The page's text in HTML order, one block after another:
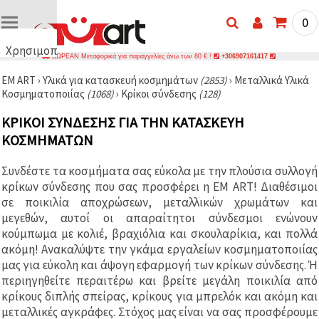
Χρησιμοποιούμε
🍪
Χρησιμοποιούμε
παρόμοιες
τεχνολογίες
για να
τη σωστή
λειτουργία
του
ιστότοπου,
βελτιώσουμε
την
εμπειρία
σας και, με
τη
συγκατάθεσή
σας, να
αναλύουμε
την
0
ΔΩΡΕΑΝ Μεταφορικά για παραγγελίες άνω των 80 € ! +306907161417
EM ART › Υλικά για κατασκευή κοσμημάτων (2853)› Μεταλλικά Υλικά
Κοσμηματοποιίας (1068)› Κρίκοι σύνδεσης (128)
ΚΡΊΚΟΙ ΣΎΝΔΕΣΗΣ ΓΙΑ ΤΗΝ ΚΑΤΑΣΚΕΥΉ
ΚΟΣΜΗΜΆΤΩΝ
Συνδέστε τα κοσμήματα σας εύκολα με την πλούσια συλλογή
κρίκων σύνδεσης που σας προσφέρει η EM ART! Διαθέσιμοι
σε ποικιλία αποχρώσεων, μεταλλικών χρωμάτων και
μεγεθών, αυτοί οι απαραίτητοι σύνδεσμοι ενώνουν
κούμπωμα με κολιέ, βραχιόλια και σκουλαρίκια, και πολλά
ακόμη! Ανακαλύψτε την γκάμα εργαλείων κοσμηματοποιίας
μας για εύκολη και άψογη εφαρμογή των κρίκων σύνδεσης. Ή
περιηγηθείτε περαιτέρω και βρείτε μεγάλη ποικιλία από
κρίκους διπλής σπείρας, κρίκους για μπρελόκ και ακόμη και
μεταλλικές αγκράφες. Στόχος μας είναι να σας προσφέρουμε